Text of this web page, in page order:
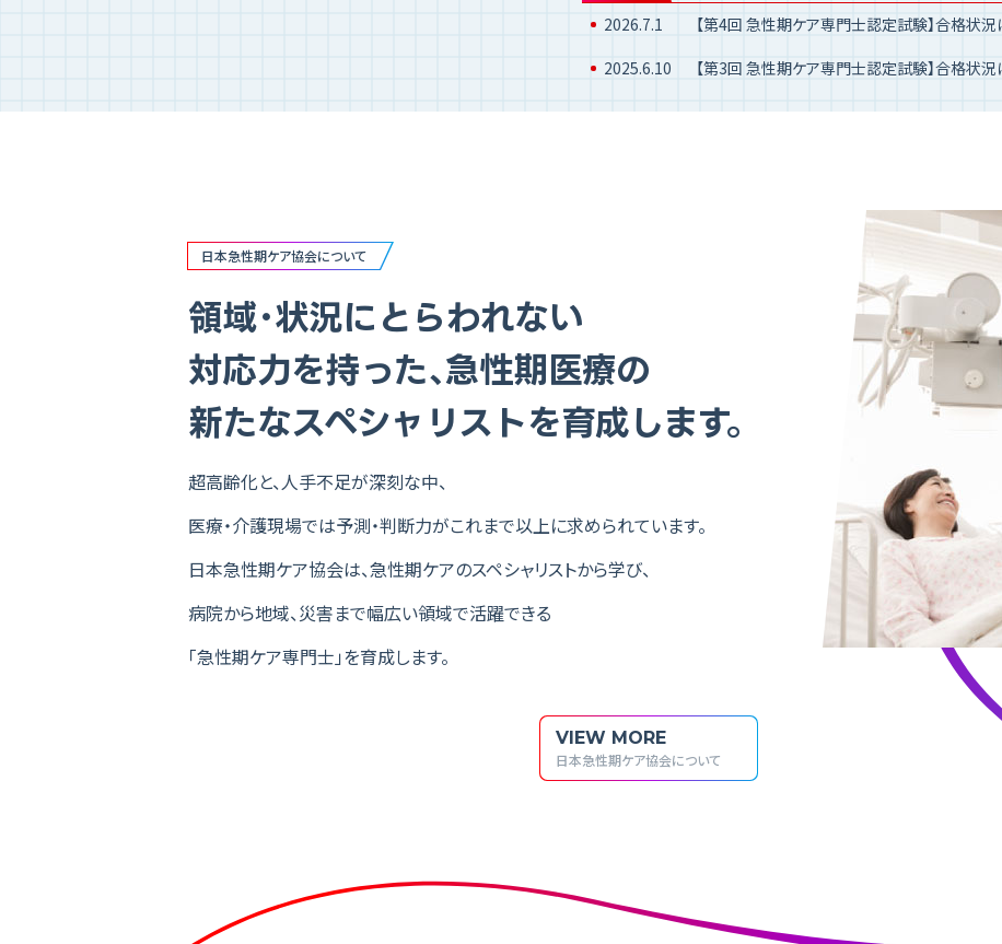
2026.7.1
【第4回 急性期ケア専門士認定試験】合格状況
2025.6.10
【第3回 急性期ケア専門士認定試験】合格状況
日本急性期ケア協会について
領域・状況にとらわれない
対応力を持った、急性期医療の
新たなスペシャリストを育成します。
超高齢化と、人手不足が深刻な中、
医療・介護現場では予測・判断力がこれまで以上に求められています。
日本急性期ケア協会は、急性期ケアのスペシャリストから学び、
病院から地域、災害まで幅広い領域で活躍できる
「急性期ケア専門士」を育成します。
VIEW MORE
日本急性期ケア協会について